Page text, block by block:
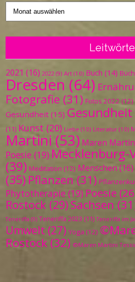
Vergangenes
2021 (16) 2022 (9) Art (10) Buch (14)
Dresden (64)
Fotografie (31) Fotos 2022 (12)
Gesundheit (15) Gesundheit
(11) Kunst (20) Liebe (10) Literatur (10)
Martini (53) Maren
Poesie (19) Mecklenburg-
(39) Meditation (12) Menschen (16)
(35) Pflanzen (31)
Phytotherapie (19) Poesie
Rostock (29) Sachsen
Teneriffa (9) Teneriffa 2023 (11) Teneriffa im
Umwelt (27) Yoga (12)
Rostock (32) ©Maren Martini